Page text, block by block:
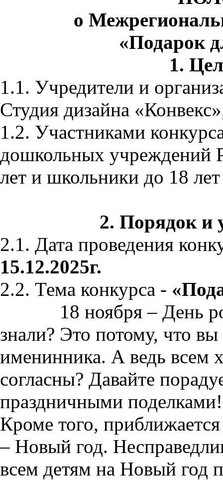
о
«Подарок
1.
1.1. Учредители и
Студия дизайна
1.2. Участниками
дошкольных учреждений
лет и школьники до 18
2. Порядок
2.1. Дата проведения
15.12.2025г.
2.2. Тема конкурса -
18 ноября – День
знали? Это потому, что
именинника. А ведь всем
согласны? Давайте
праздничными поделками!
Кроме того,
– Новый год.
всем детям на Новый год